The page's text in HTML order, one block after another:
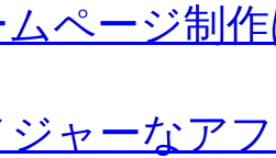
ページ制
ャーなア